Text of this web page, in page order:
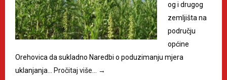
og i drugog
zemljišta na
području
općine
Orehovica da sukladno Naredbi o poduzimanju mjera
uklanjanja…
Pročitaj više… →